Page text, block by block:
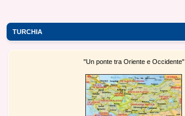
TURCHIA
"Un ponte tra Oriente e Occidente"